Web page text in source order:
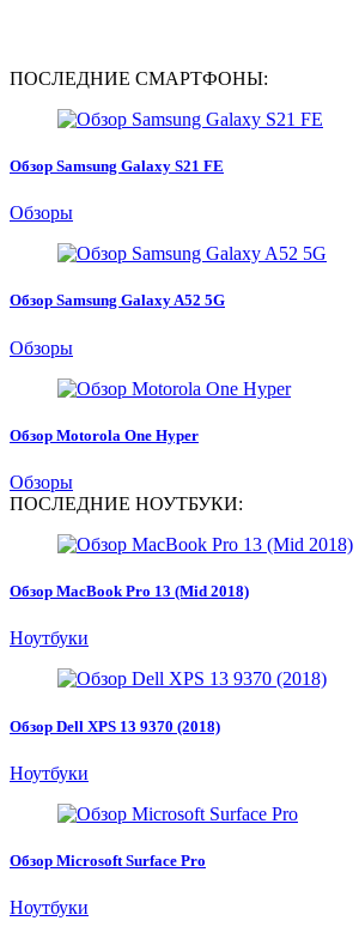
ПОСЛЕДНИЕ СМАРТФОНЫ:
Обзор Samsung Galaxy S21 FE
Обзоры
Обзор Samsung Galaxy A52 5G
Обзоры
Обзор Motorola One Hyper
Обзоры
ПОСЛЕДНИЕ НОУТБУКИ:
Обзор MacBook Pro 13 (Mid 2018)
Ноутбуки
Обзор Dell XPS 13 9370 (2018)
Ноутбуки
Обзор Microsoft Surface Pro
Ноутбуки